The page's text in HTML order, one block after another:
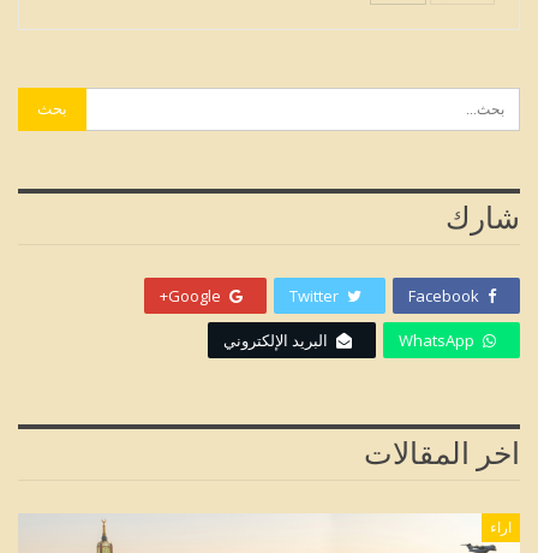
شارك
Facebook
Twitter
Google+
WhatsApp البريد الإلكتروني
اخر المقالات
اراء